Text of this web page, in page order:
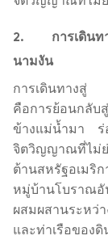
2. การเดินทา
นามงัน
การเดินทางสู่
คือการย้อนกลับ
ข้างแม่น้ำมา ร่อ
จิตวิญญาณที่ไม่ย่
ต้านสหรัฐอเมริ
หมู่บ้านโบราณอั
ผสมผสานระหว่
และท่าเรือของ